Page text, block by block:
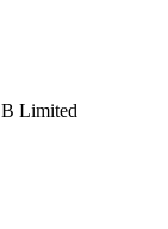
Limited